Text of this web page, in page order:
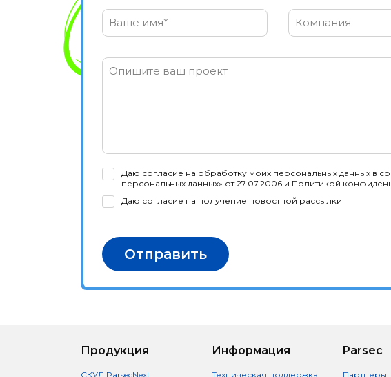
Ваше имя* Компания
Опишите ваш проект
Даю согласие на обработку моих персональных данных в
персональных данных» от 27.07.2006 и Политикой
Даю согласие на получение новостной рассылки
Отправить
Продукция
СКУД ParsecNext
Информация
Техническая поддержка
Parsec
Партнеры